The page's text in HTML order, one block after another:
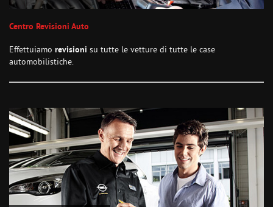
Centro Revisioni Auto
Effettuiamo revisioni su tutte le vetture di tutte le case
automobilistiche.